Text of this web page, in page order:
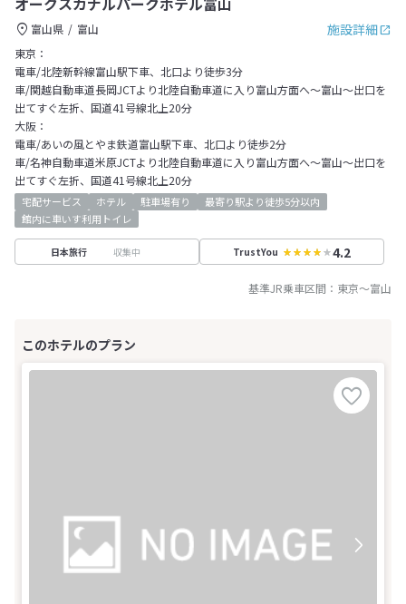
施設詳細
富山県
富山
東京：
電車/北陸新幹線富山駅下車、北口より徒歩3分
車/関越自動車道長岡JCTより北陸自動車道に入り富山方面へ～富山～出口を
出てすぐ左折、国道41号線北上20分
大阪：
電車/あいの風とやま鉄道富山駅下車、北口より徒歩2分
車/名神自動車道米原JCTより北陸自動車道に入り富山方面へ～富山～出口を
出てすぐ左折、国道41号線北上20分
宅配サービス ホテル 駐車場有り
最寄り駅より徒歩5分以内
館内に車いす利用トイレ
日本旅行 収集中 TrustYou 4.2
基準JR乗車区間： 東京～富山